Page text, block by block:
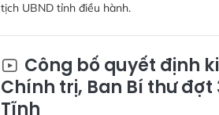
tịch UBND tỉnh điều hành.
Công bố quyết định
Chính trị, Ban Bí thư đợt
Tĩnh